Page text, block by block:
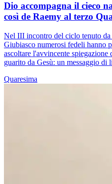
Dio accompagna il cieco
così de Raemy al terzo
Nel III incontro del ciclo tenuto
Giubiasco numerosi fedeli hanno
ascoltare l'avvincente spiegazione
guarito da Gesù: un messaggio di
Quaresima